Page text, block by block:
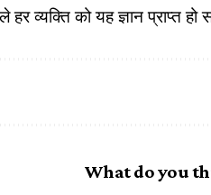
व्यक्ति को यह ज्ञान प्राप्त हो
What do you